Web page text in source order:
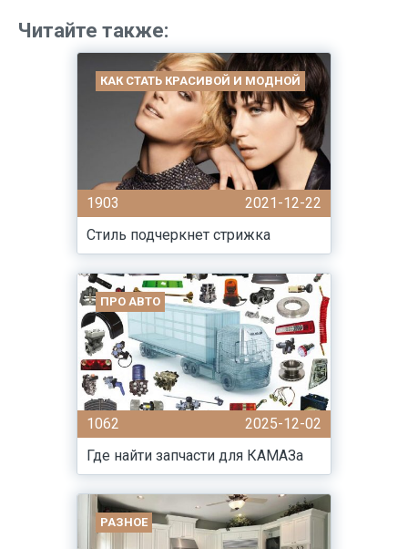
Читайте также:
КАК СТАТЬ КРАСИВОЙ И МОДНОЙ
1903
2021-12-22
Стиль подчеркнет стрижка
ПРО АВТО
1062
2025-12-02
Где найти запчасти для КАМАЗа
РАЗНОЕ